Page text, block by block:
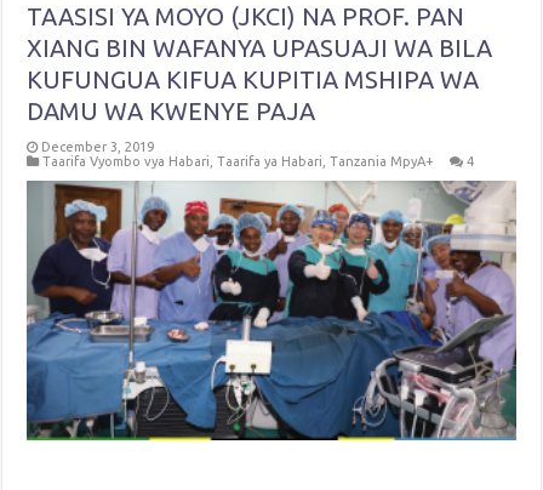
TAASISI YA MOYO (JKCI) NA PROF. PAN
XIANG BIN WAFANYA UPASUAJI WA BILA
KUFUNGUA KIFUA KUPITIA MSHIPA WA
DAMU WA KWENYE PAJA
December 3, 2019
Taarifa Vyombo vya Habari ,Taarifa ya Habari ,Tanzania MpyA+ 4